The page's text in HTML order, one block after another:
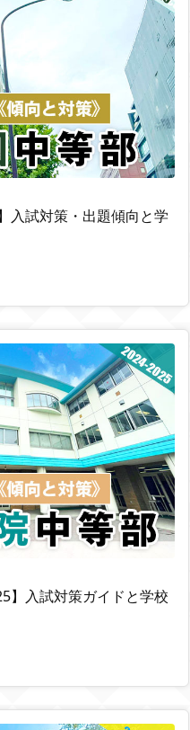
入試対策・出題傾向と学
】入試対策ガイドと学校